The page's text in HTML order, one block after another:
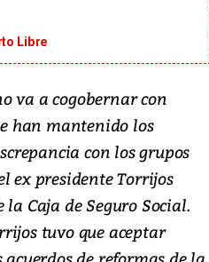
Libre
va a cogobernar con
han mantenido los
con los grupos
ex presidente Torrijos
Caja de Seguro Social.
tuvo que aceptar